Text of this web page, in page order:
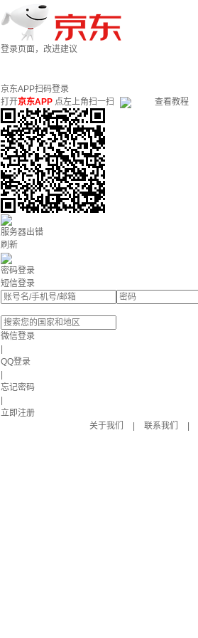
登录页面，改进建议
京东APP扫码登录
打开京东APP 点左上角扫一扫 查看教程
服务器出错
刷新
密码登录
短信登录
微信登录
QQ登录
忘记密码
立即注册
关于我们
联系我们